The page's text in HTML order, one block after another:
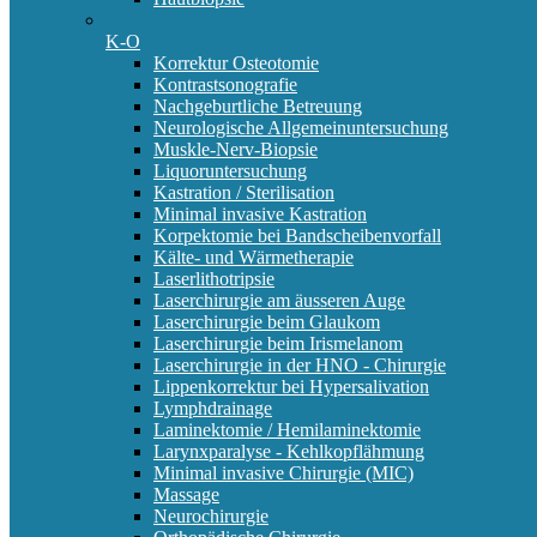
K-O
Korrektur Osteotomie
Kontrastsonografie
Nachgeburtliche Betreuung
Neurologische Allgemeinuntersuchung
Muskle-Nerv-Biopsie
Liquoruntersuchung
Kastration / Sterilisation
Minimal invasive Kastration
Korpektomie bei Bandscheibenvorfall
Kälte- und Wärmetherapie
Laserlithotripsie
Laserchirurgie am äusseren Auge
Laserchirurgie beim Glaukom
Laserchirurgie beim Irismelanom
Laserchirurgie in der HNO - Chirurgie
Lippenkorrektur bei Hypersalivation
Lymphdrainage
Laminektomie / Hemilaminektomie
Larynxparalyse - Kehlkopflähmung
Minimal invasive Chirurgie (MIC)
Massage
Neurochirurgie